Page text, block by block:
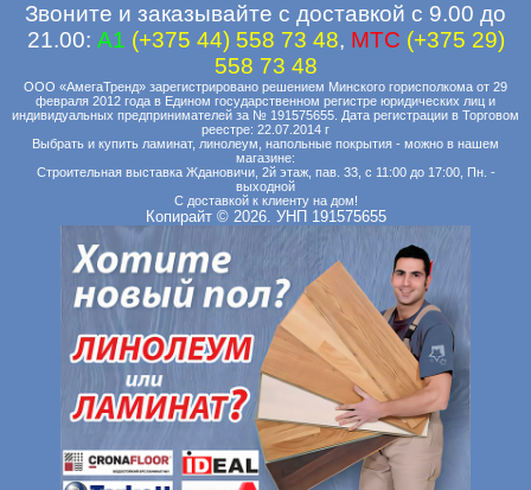
Звоните и заказывайте с доставкой с 9.00 до
21.00: A1 (+375 44) 558 73 48, MTC (+375 29)
558 73 48
ООО «АмегаТренд» зарегистрировано решением Минского горисполкома от 29
февраля 2012 года в Едином государственном регистре юридических лиц и
индивидуальных предпринимателей за № 191575655. Дата регистрации в Торговом
реестре: 22.07.2014 г
Выбрать и купить ламинат, линолеум, напольные покрытия - можно в нашем
магазине:
Строительная выставка Ждановичи, 2й этаж, пав. 33, с 11:00 до 17:00, Пн. -
выходной
С доставкой к клиенту на дом!
Копирайт © 2026. УНП 191575655